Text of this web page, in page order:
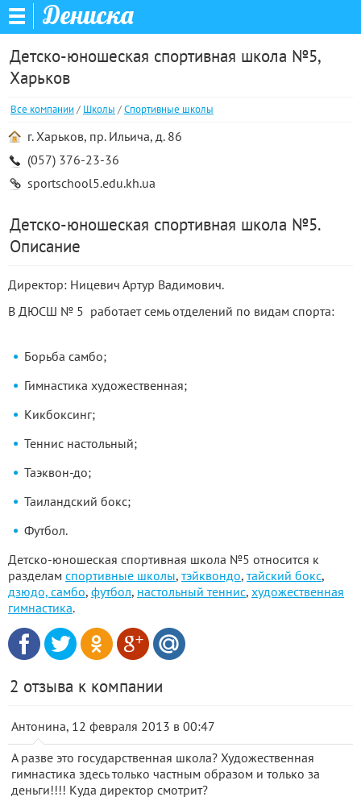
Дениска
Детско-юношеская спортивная школа №5,
Харьков
Все компании/ Школы /Спортивные школы
г. Харьков, пр. Ильича, д. 86
(057) 376-23-36
sportschool5.edu.kh.ua
Детско-юношеская спортивная школа №5.
Описание
Директор: Ницевич Артур Вадимович.
В ДЮСШ № 5 работает семь отделений по видам спорта:
Борьба самбо;
Гимнастика художественная;
Кикбоксинг;
Теннис настольный;
Таэквон-до;
Таиландский бокс;
Футбол.
Детско-юношеская спортивная школа №5 относится к
разделам спортивные школы, тэйквондо, тайский бокс,
дзюдо, самбо, футбол, настольный теннис, художественная
гимнастика.
2 отзыва к компании
Антонина, 12 февраля 2013 в 00:47
А разве это государственная школа? Художественная
гимнастика здесь только частным образом и только за
деньги!!!! Куда директор смотрит?